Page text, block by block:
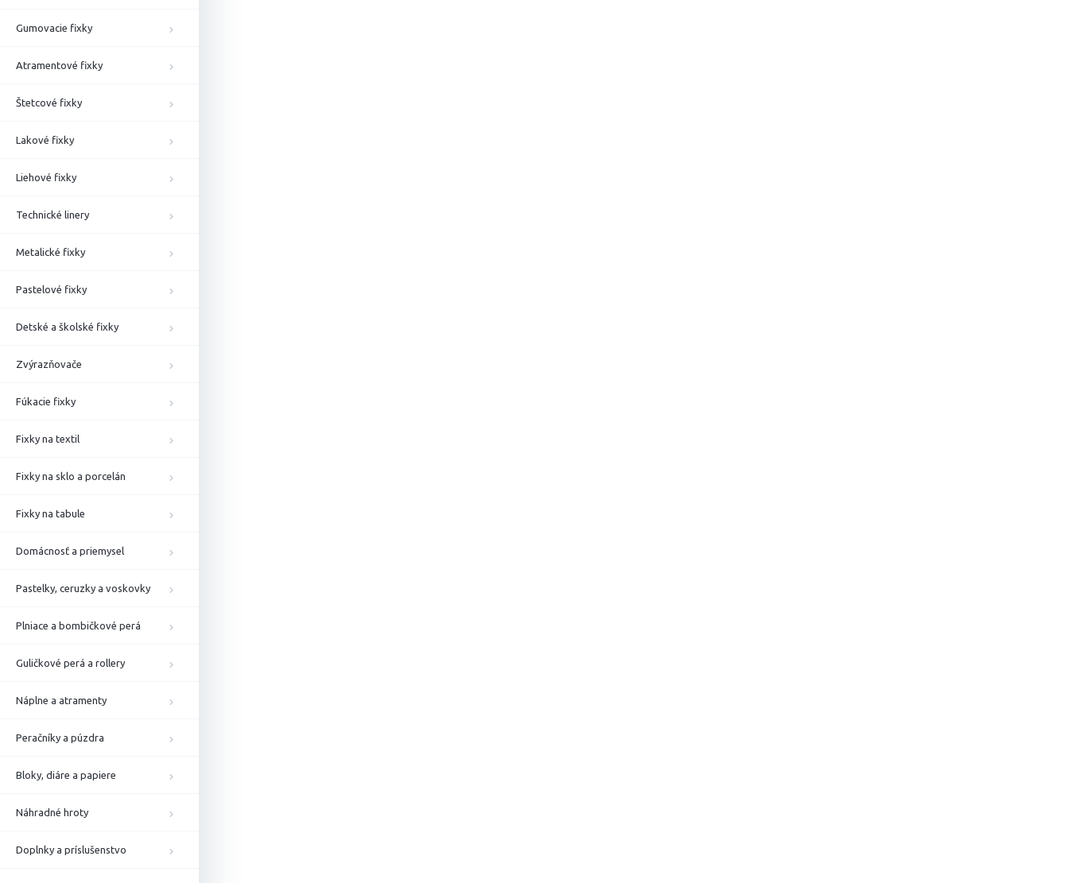
Gumovacie fixky
Atramentové fixky
Štetcové fixky
Lakové fixky
Liehové fixky
Technické linery
Metalické fixky
Pastelové fixky
Detské a školské fixky
Zvýrazňovače
Fúkacie fixky
Fixky na textil
Fixky na sklo a porcelán
Fixky na tabule
Domácnosť a priemysel
Pastelky, ceruzky a voskovky
Plniace a bombičkové perá
Guličkové perá a rollery
Náplne a atramenty
Peračníky a púzdra
Bloky, diáre a papiere
Náhradné hroty
Doplnky a príslušenstvo